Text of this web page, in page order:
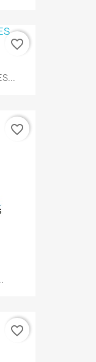
favorite_border
favorite_border
favorite_border